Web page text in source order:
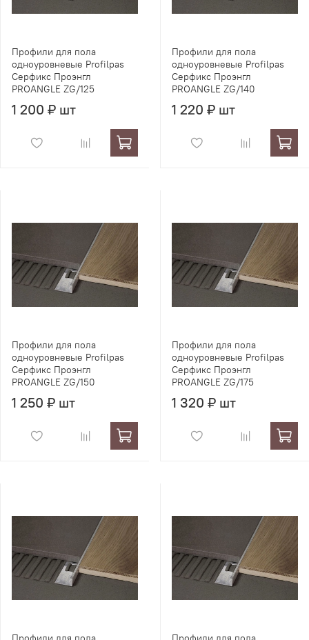
Профили для пола
одноуровневые Profilpas
Серфикс Проэнгл
PROANGLE ZG/125
1 200 ₽ шт
Профили для пола
одноуровневые Profilpas
Серфикс Проэнгл
PROANGLE ZG/140
1 220 ₽ шт
Профили для пола
одноуровневые Profilpas
Серфикс Проэнгл
PROANGLE ZG/150
1 250 ₽ шт
Профили для пола
одноуровневые Profilpas
Серфикс Проэнгл
PROANGLE ZG/175
1 320 ₽ шт